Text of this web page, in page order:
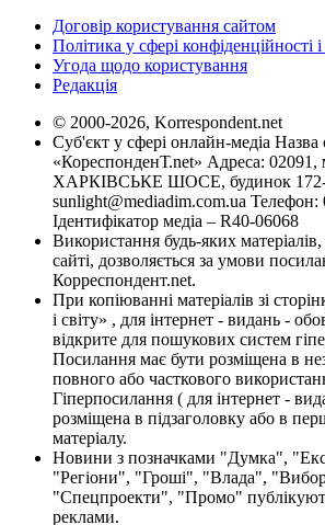
Договір користування сайтом
Політика у сфері конфіденційності
Угода щодо користування
Редакція
© 2000-2026, Korrespondent.net
Суб'єкт у сфері онлайн-медіа Назва
«КореспонденТ.net» Адреса: 02091,
ХАРКІВСЬКЕ ШОСЕ, будинок 172-
sunlight@mediadim.com.ua Телефон:
Ідентифікатор медіа – R40-06068
Використання будь-яких
сайті, дозволяється за умови
Корреспондент.net.
При копіюванні матеріалів зі
і світу» , для інтернет - видань -
відкрите для пошукових систем
Посилання має бути розміщена в
повного або часткового
Гіперпосилання ( для інтернет -
розміщена в підзаголовку або в
матеріалу.
Новини з позначками "Думка",
"Регіони", "Гроші", "Влада",
"Спецпроекти", "Промо"
реклами.